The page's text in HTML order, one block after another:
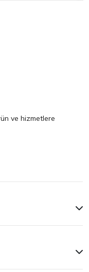
ve hizmetlere